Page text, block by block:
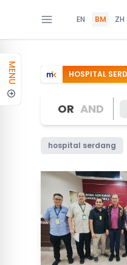
EN BM ZH
MENU HOSPITAL
OR AND
hospital serdang